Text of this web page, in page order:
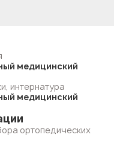
медицинский
интернатура
медицинский
ортопедических